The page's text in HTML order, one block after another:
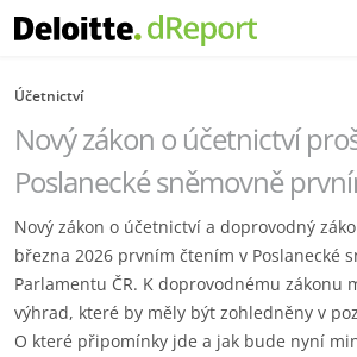
Účetnictví
Nový zákon o účetnictví
Poslanecké sněmovně
Nový zákon o účetnictví a doprovodný
března 2026 prvním čtením v Poslanecké
Parlamentu ČR. K doprovodnému zákonu
výhrad, které by měly být zohledněny v
O které připomínky jde a jak bude nyní